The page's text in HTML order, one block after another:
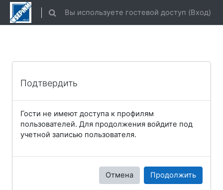
Перейти к основному содержанию
Изменить данные поисковой строки
Вы используете гостевой доступ (Вход)
Подтвердить
Гости не имеют доступа к профилям
пользователей. Для продолжения войдите под
учетной записью пользователя.
Отмена Продолжить